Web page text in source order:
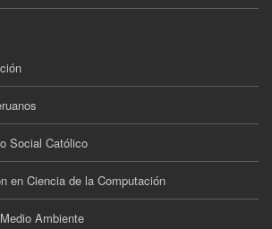
Social Católico
en Ciencia de la Computación
Ambiente